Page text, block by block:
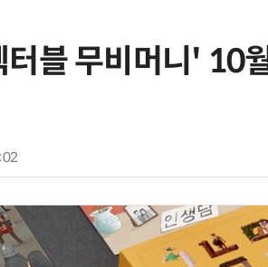
터블 무비머니' 10
AI Native Enterprise를 지원하는 AI Ready